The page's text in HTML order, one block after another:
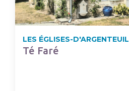
LES ÉGLISES-D'ARGENTEUIL
Té Faré